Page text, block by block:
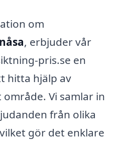
om
, erbjuder vår
pris.se en
hitta hjälp av
Vi samlar in
från olika
gör det enklare